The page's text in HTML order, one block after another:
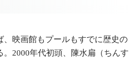
、映画館もプールもすでに歴史の
。2000年代初頭、陳水扁（ちんす